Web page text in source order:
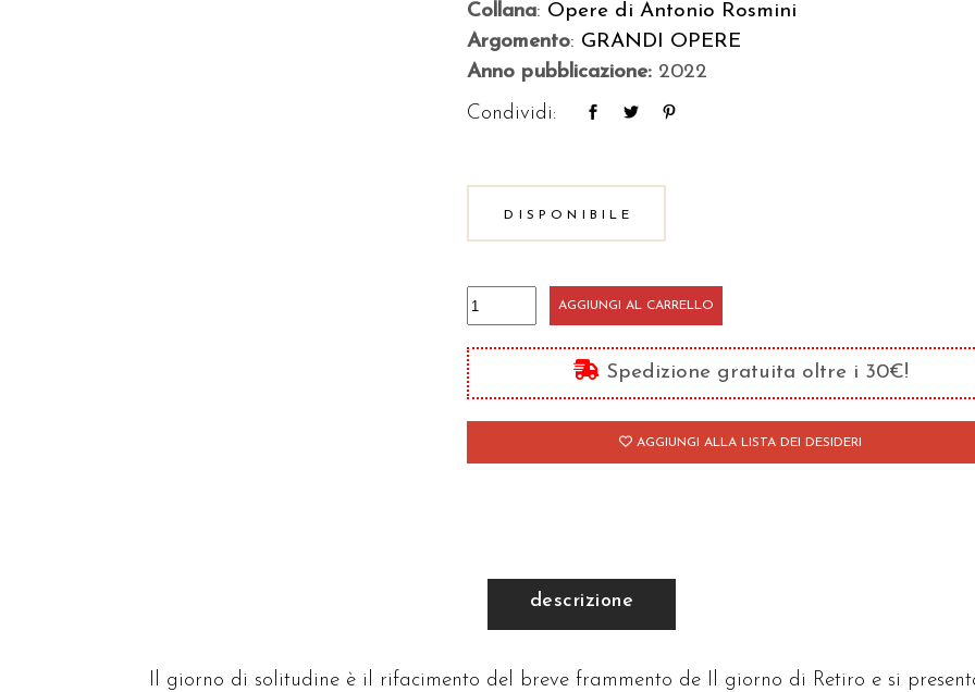
Collana: Opere di Antonio Rosmini
Argomento: GRANDI OPERE
Anno pubblicazione: 2022
Condividi:
DISPONIBILE
Il
giorno
di
solitudine
quantità
AGGIUNGI AL CARRELLO
Spedizione gratuita oltre i 30€!
AGGIUNGI ALLA LISTA DEI DESIDERI
descrizione
Il giorno di solitudine è il rifacimento del breve frammento de Il giorno di Retiro e si